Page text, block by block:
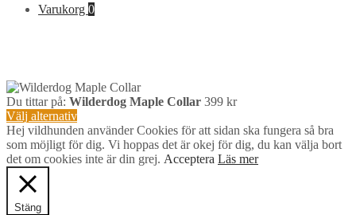
efter:
Varukorg 0
Du tittar på: Wilderdog Maple Collar 399 kr
Välj alternativ
Hej vildhunden använder Cookies för att sidan ska fungera så bra
som möjligt för dig. Vi hoppas det är okej för dig, du kan välja bort
det om cookies inte är din grej. Acceptera Läs mer
Stäng